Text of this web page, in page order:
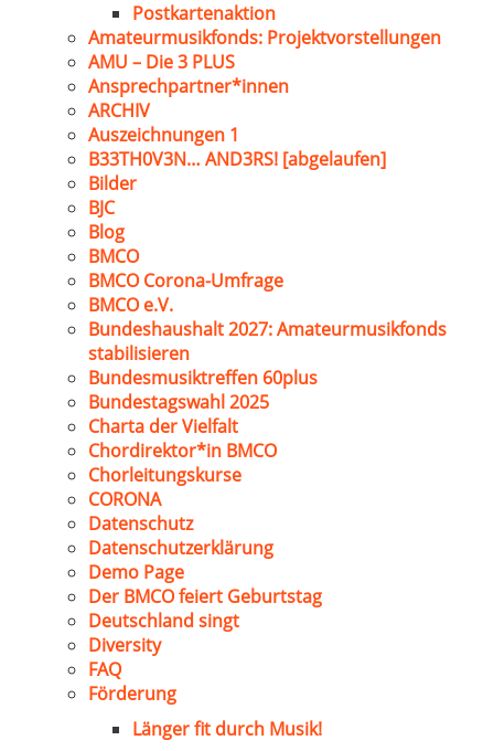
Postkartenaktion
Amateurmusikfonds: Projektvorstellungen
AMU – Die 3 PLUS
Ansprechpartner*innen
ARCHIV
Auszeichnungen 1
B33TH0V3N… AND3RS! [abgelaufen]
Bilder
BJC
Blog
BMCO
BMCO Corona-Umfrage
BMCO e.V.
Bundeshaushalt 2027: Amateurmusikfonds
stabilisieren
Bundesmusiktreffen 60plus
Bundestagswahl 2025
Charta der Vielfalt
Chordirektor*in BMCO
Chorleitungskurse
CORONA
Datenschutz
Datenschutzerklärung
Demo Page
Der BMCO feiert Geburtstag
Deutschland singt
Diversity
FAQ
Förderung
Länger fit durch Musik!